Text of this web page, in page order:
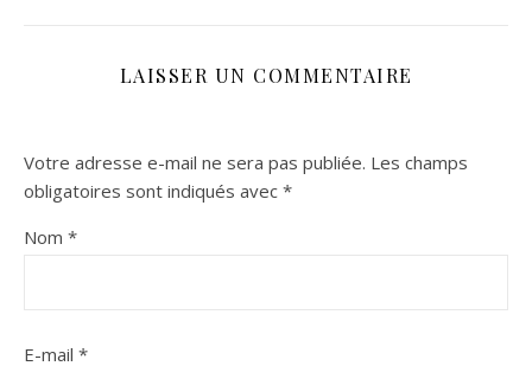
LAISSER UN COMMENTAIRE
Votre adresse e-mail ne sera pas publiée. Les champs
obligatoires sont indiqués avec *
Nom *
E-mail *